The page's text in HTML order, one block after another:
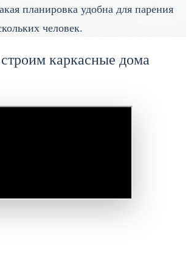
планировка удобна для парения
человек.
каркасные дома